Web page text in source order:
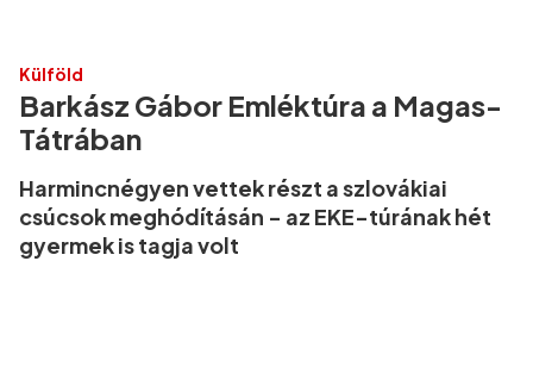
Külföld
Barkász Gábor Emléktúra a Magas-
Tátrában
Harmincnégyen vettek részt a szlovákiai
csúcsok meghódításán - az EKE-túrának hét
gyermek is tagja volt